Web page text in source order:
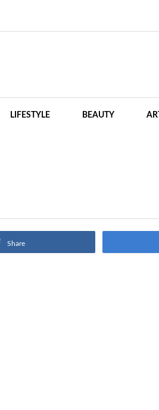
LIFESTYLE BEAUTY ART
Share